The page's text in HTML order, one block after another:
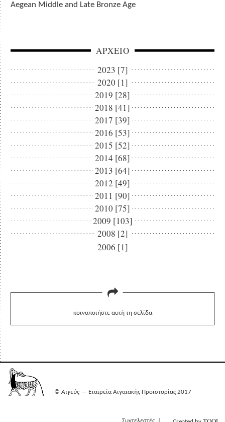
Aegean Middle and Late Bronze Age
ΑΡΧΕΙΟ
2023 [7]
2020 [1]
2019 [28]
2018 [41]
2017 [39]
2016 [53]
2015 [52]
2014 [68]
2013 [64]
2012 [49]
2011 [90]
2010 [75]
2009 [103]
2008 [2]
2006 [1]
κοινοποιήστε αυτή τη σελίδα
©Αιγεύς— Εταιρεία Αιγαιακής Προϊστορίας 2017